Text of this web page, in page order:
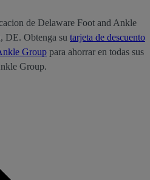
de Delaware Foot and Ankle
DE. Obtenga su tarjeta de descuento
Group para ahorrar en todas sus
Group.